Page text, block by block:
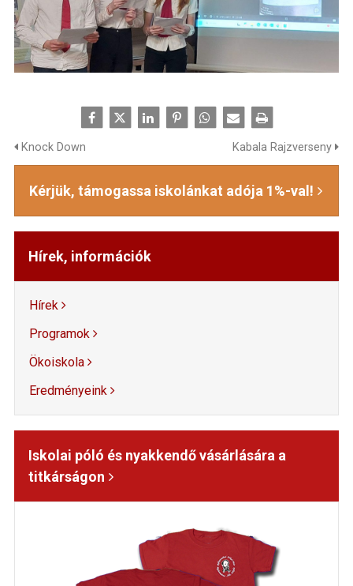
Knock Down Kabala Rajzverseny
Kérjük, támogassa iskolánkat adója 1%-val!
Hírek, információk
Hírek
Programok
Ökoiskola
Eredményeink
Iskolai póló és nyakkendő vásárlására a
titkárságon